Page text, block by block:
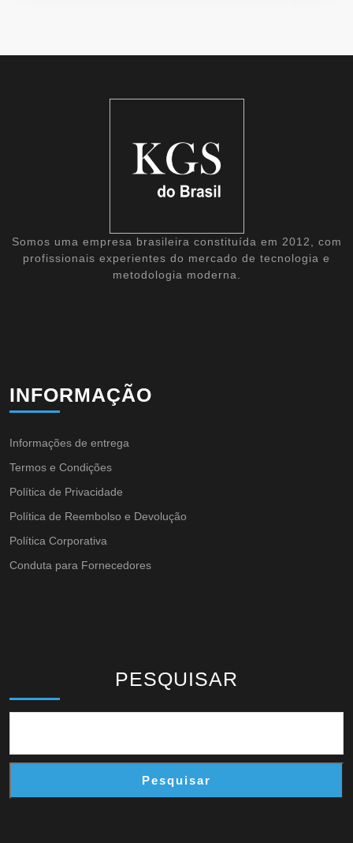
Somos uma empresa brasileira constituída em 2012, com
profissionais experientes do mercado de tecnologia e
metodologia moderna.
INFORMAÇÃO
Informações de entrega
Termos e Condições
Política de Privacidade
Política de Reembolso e Devolução
Política Corporativa
Conduta para Fornecedores
PESQUISAR
Pesquisar